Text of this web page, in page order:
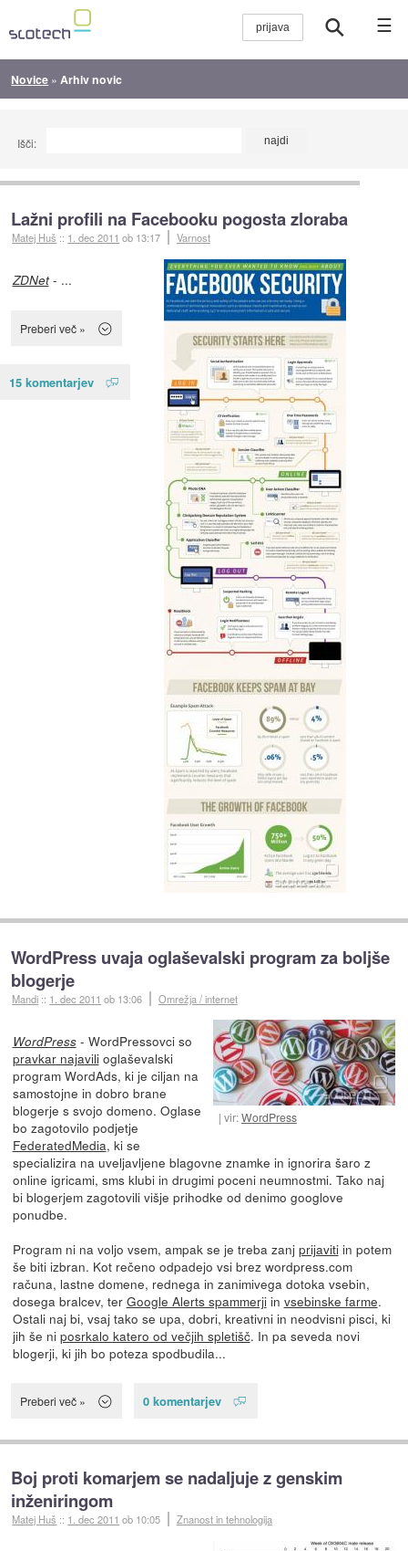
☰
Novice » Arhiv novic
Išči:
Lažni profili na Facebooku pogosta zloraba
Matej Huš :: 1. dec 2011 ob 13:17 Varnost
ZDNet- ...
Preberi več »
15 komentarjev
WordPress uvaja oglaševalski program za boljše
blogerje
Mandi :: 1. dec 2011 ob 13:06 Omrežja / internet
vir:WordPress
WordPress- WordPressovci so
pravkar najavilioglaševalski
program WordAds, ki je ciljan na
samostojne in dobro brane
blogerje s svojo domeno. Oglase
bo zagotovilo podjetje
FederatedMedia, ki se
specializira na uveljavljene blagovne znamke in ignorira šaro z
online igricami, sms klubi in drugimi poceni neumnostmi. Tako naj
bi blogerjem zagotovili višje prihodke od denimo googlove
ponudbe.
Program ni na voljo vsem, ampak se je treba zanj prijavitiin potem
še biti izbran. Kot rečeno odpadejo vsi brez wordpress.com
računa, lastne domene, rednega in zanimivega dotoka vsebin,
dosega bralcev, ter Google Alerts spammerjiin vsebinske farme.
Ostali naj bi, vsaj tako se upa, dobri, kreativni in neodvisni pisci, ki
jih še ni posrkalo katero od večjih spletišč. In pa seveda novi
blogerji, ki jih bo poteza spodbudila...
Preberi več » 0 komentarjev
Boj proti komarjem se nadaljuje z genskim
inženiringom
Matej Huš :: 1. dec 2011 ob 10:05 Znanost in tehnologija